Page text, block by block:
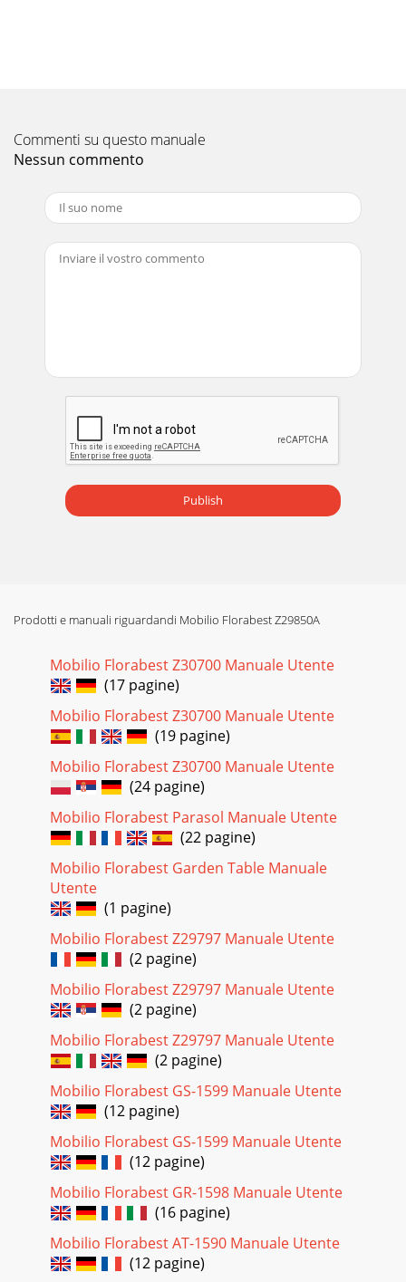
puutarhapaviljonkiQ Johdanto Tutustu tuotteeseen ennen
kuin asennat sen. Lue huolellisesti seuraa
6 FI®Asennus / Puhdistus / Jätehuoltoj Muista, ettei
telttakatoksen pystytys ole sallittu joka paikassa. Noudata
tämän suhteen paikallisia määräyks
Pagina 15
förvaringsväskan. 2. Dra ut tel
Pagina 16
9 DK®Indledning / Sikkerhedsregler /
MonteringSammenklappelig havepavillonQ Indledning Gør
dig fortrolig med produktet inden du begynder at samle
Commenti su questo manuale
Nessun commento
Publish
Prodotti e manuali riguardandi Mobilio Florabest Z29850A
Mobilio Florabest Z30700 Manuale Utente
(17 pagine)
Mobilio Florabest Z30700 Manuale Utente
(19 pagine)
Mobilio Florabest Z30700 Manuale Utente
(24 pagine)
Mobilio Florabest Parasol Manuale Utente
(22 pagine)
Mobilio Florabest Garden Table Manuale
Utente
(1 pagine)
Mobilio Florabest Z29797 Manuale Utente
(2 pagine)
Mobilio Florabest Z29797 Manuale Utente
(2 pagine)
Mobilio Florabest Z29797 Manuale Utente
(2 pagine)
Mobilio Florabest GS-1599 Manuale Utente
(12 pagine)
Mobilio Florabest GS-1599 Manuale Utente
(12 pagine)
Mobilio Florabest GR-1598 Manuale Utente
(16 pagine)
Mobilio Florabest AT-1590 Manuale Utente
(12 pagine)